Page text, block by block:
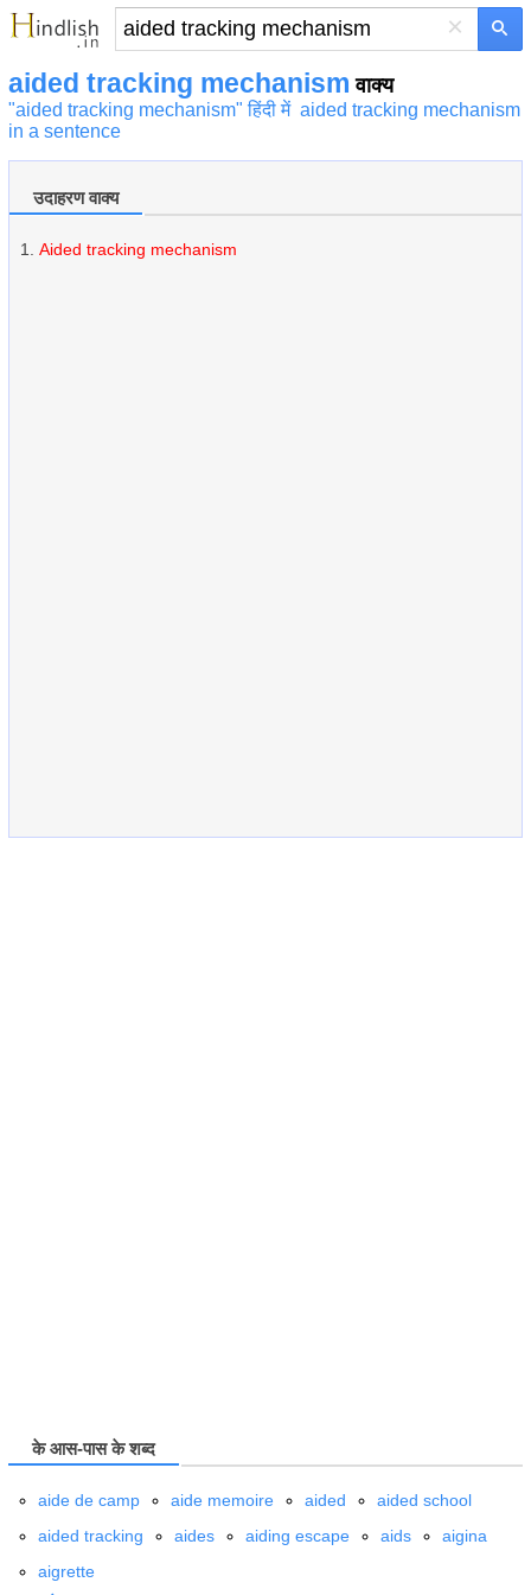
×
aided tracking mechanism वाक्य
"aided tracking mechanism" हिंदी में aided tracking mechanism
in a sentence
उदाहरण वाक्य
Aided tracking mechanism
के आस-पास के शब्द
aide de camp aide memoire aided
aided school
aided tracking
aides aiding escape aids
aigina
aigrette